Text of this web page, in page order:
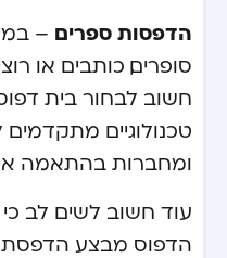
הדפסות ספרים –
סופרים, כותבים או
חשוב לבחור בית
טכנולוגיים
ומחברות בהתאמה
עוד חשוב לשים לב
הדפוס מבצע